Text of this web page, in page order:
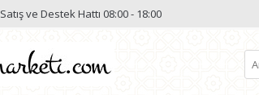
Satış ve Destek Hattı 08:00 - 18:00